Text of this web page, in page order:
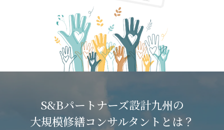
S&Bパートナーズ設計九州の
大規模修繕コンサルタントとは？